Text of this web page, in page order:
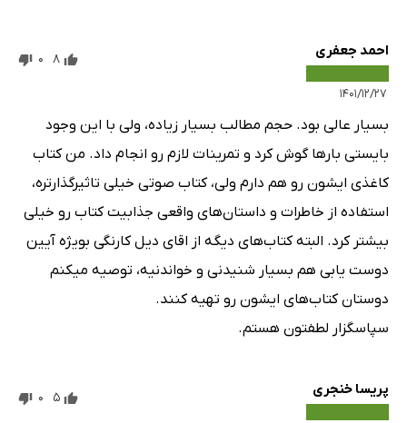
احمد جعفری
۱۴۰۱/۱۲/۲۷
8
0
بسیار عالی بود. حجم مطالب بسیار زیاده، ولی با این وجود
بایستی بارها گوش کرد و تمرینات لازم رو انجام داد. من کتاب
کاغذی ایشون رو هم دارم ولی، کتاب صوتی خیلی تاثیرگذارتره،
استفاده از خاطرات و داستان‌های واقعی جذابیت کتاب رو خیلی
بیشتر کرد. البته کتاب‌های دیگه از اقای دیل کارنگی بویژه آیین
دوست یابی هم بسیار شنیدنی و خواندنیه، توصیه میکنم
دوستان کتاب‌های ایشون رو تهیه کنند.
سپاسگزار لطفتون هستم.
پریسا خنجری 5
0